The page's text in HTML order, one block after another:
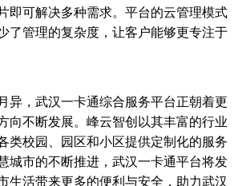
即可解决多种需求。平台的云管理模式
了管理的复杂度，让客户能够更专注于
异，武汉一卡通综合服务平台正朝着更
向不断发展。峰云智创以其丰富的行业
类校园、园区和小区提供定制化的服务
城市的不断推进，武汉一卡通平台将发
生活带来更多的便利与安全，助力武汉